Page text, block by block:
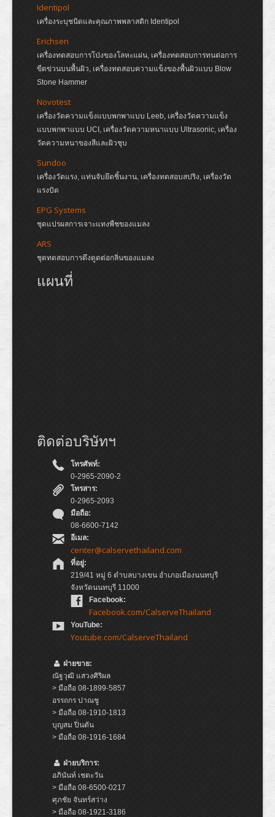
Identipol
เครื่องระบุชนิดและคุณภาพพลาสติก Identipol
Erichsen
เครื่องทดสอบการโป่งของโลหะแผ่น, เครื่องทดสอบการทนต่อการ
ขีดข่วนบนพื้นผิว, เครื่องทดสอบความแข็งของพื้นผิวแบบ Blow
Stone Hammer
Novotest
เครื่องวัดความแข็งแบบพกพาแบบ Leeb, เครื่องวัดความแข็ง
แบบพกพาแบบ UCI, เครื่องวัดความหนาแบบ Ultrasonic, เครื่อง
วัดความหนาของสีและผิวชุบ
Sundoo
เครื่องวัดแรง, แท่นจับยึดชิ้นงาน, เครื่องทดสอบสปริง, เครื่องวัด
แรงบิด
EPG Systems
ชุดแปรผลการเจาะแทงพืชของแมลง
ARS
ชุดทดสอบการดึงดูดต่อกลิ่นของแมลง
แผนที่
ติดต่อบริษัทฯ
โทรศัพท์:
0-2965-2090-2
โทรสาร:
0-2965-2093
มือถือ:
08-6600-7142
อีเมล:
center@calservethailand.com
ที่อยู่:
219/41 หมู่ 6 ตำบลบางเขน อำเภอเมืองนนทบุรี
จังหวัดนนทบุรี 11000
Facebook:
Facebook.com/CalserveThailand
YouTube:
Youtube.com/CalserveThailand
ฝ่ายขาย:
ณัฐวุฒิ แสวงศิริผล
> มือถือ 08-1899-5857
อรรถกร ปาณชู
> มือถือ 08-1910-1813
บุญสม ปิ่นตัน
> มือถือ 08-1916-1684
ฝ่ายบริการ:
อภินันท์ เชตะวัน
> มือถือ 08-6500-0217
ศุภชัย จันทร์สว่าง
> มือถือ 08-1921-3186